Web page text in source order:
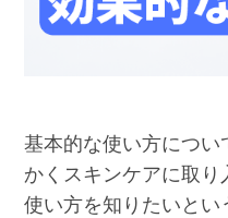
基本的な使い方につい
かくスキンケアに取
使い方を知りたいとい